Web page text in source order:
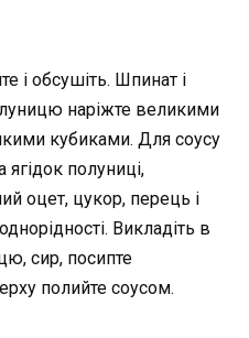
і обсушіть. Шпинат і
наріжте великими
кубиками. Для соусу
ягідок полуниці,
оцет, цукор, перець і
Викладіть в
сир, посипте
полийте соусом.